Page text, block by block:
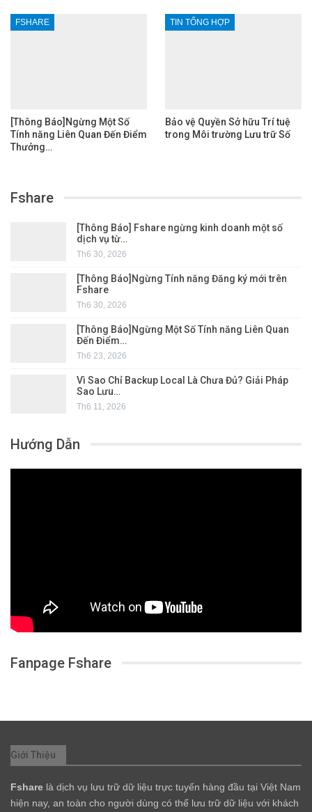
FSHARE
[Thông Báo]Ngừng Một Số
Tính năng Liên Quan Đến Điểm
Thưởng…
TIN TỔNG HỢP
Bảo vệ Quyền Sở hữu Trí tuệ
trong Môi trường Lưu trữ Số
Fshare
[Thông Báo] Fshare ngừng kinh doanh một số
dịch vụ từ…
Th6 30, 2026
[Thông Báo]Ngừng Tính năng Đăng ký mới trên
Fshare
Th6 30, 2026
[Thông Báo]Ngừng Một Số Tính năng Liên Quan
Đến Điểm…
Th6 23, 2026
Vì Sao Chỉ Backup Local Là Chưa Đủ? Giải Pháp
Sao Lưu…
Th6 11, 2026
Hướng Dẫn
Fanpage Fshare
Giới Thiệu
Fshare là dịch vụ lưu trữ dữ liệu trực tuyến hàng đầu tại Việt Nam
hiện nay, an toàn cho người dùng có thể lưu trữ dữ liệu với khách